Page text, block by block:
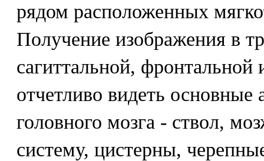
рядом расположенных
Получение изображения в
сагиттальной, фронтальной
отчетливо видеть основные
головного мозга - ствол,
систему, цистерны,